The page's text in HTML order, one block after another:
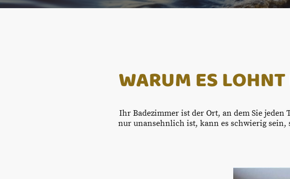
WARUM ES
Ihr Badezimmer ist der Ort, an dem Sie
nur unansehnlich ist, kann es schwierig